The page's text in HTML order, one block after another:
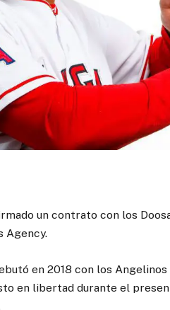
un contrato con los
Agency.
en 2018 con los
en libertad durante el